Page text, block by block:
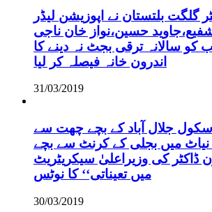
گلگت بلتستان نے اپوزیشن لیڈر
حسین،نواز خان ناجی
کو سالانہ ترقی بجٹ نہ دینے کا
اندرون خانہ فیصلہ کر لیا
31/03/2019
سکول جلال آباد کے بچے چھت سے
میں بجلی کے کرنٹ سے بچے
ڈاکٹر کی وزیراعلیٰ سیکریٹریٹ
میں تعیناتی‘‘ کا نوٹس
30/03/2019